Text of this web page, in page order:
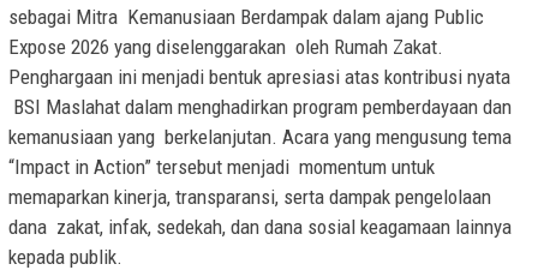
sebagai Mitra Kemanusiaan Berdampak dalam ajang Public
Expose 2026 yang diselenggarakan oleh Rumah Zakat.
Penghargaan ini menjadi bentuk apresiasi atas kontribusi nyata
BSI Maslahat dalam menghadirkan program pemberdayaan dan
kemanusiaan yang berkelanjutan. Acara yang mengusung tema
“Impact in Action” tersebut menjadi momentum untuk
memaparkan kinerja, transparansi, serta dampak pengelolaan
dana zakat, infak, sedekah, dan dana sosial keagamaan lainnya
kepada publik.